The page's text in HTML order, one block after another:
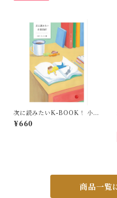
次に読みたいK-BOOK！ 小
説・エッセイ編
¥660
商品一覧